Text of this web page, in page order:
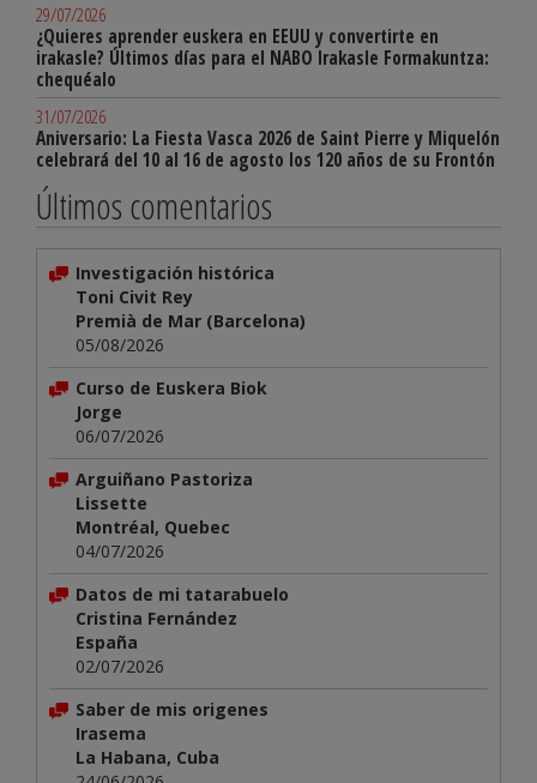
29/07/2026
¿Quieres aprender euskera en EEUU y convertirte en
irakasle? Últimos días para el NABO Irakasle Formakuntza:
chequéalo
31/07/2026
Aniversario: La Fiesta Vasca 2026 de Saint Pierre y Miquelón
celebrará del 10 al 16 de agosto los 120 años de su Frontón
Últimos comentarios
Investigación histórica
Toni Civit Rey
Premià de Mar (Barcelona)
05/08/2026
Curso de Euskera Biok
Jorge
06/07/2026
Arguiñano Pastoriza
Lissette
Montréal, Quebec
04/07/2026
Datos de mi tatarabuelo
Cristina Fernández
España
02/07/2026
Saber de mis origenes
Irasema
La Habana, Cuba